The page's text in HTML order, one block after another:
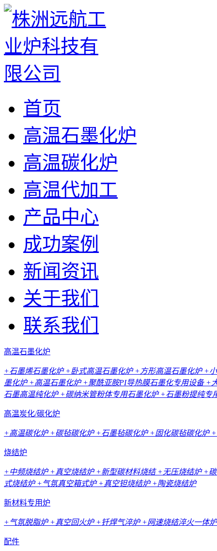
首页
高温石墨化炉
高温碳化炉
高温代加工
产品中心
成功案例
新闻资讯
关于我们
联系我们
高温石墨化炉
+石墨烯石墨化炉+卧式高温石墨化炉+方形高温石墨化炉+
墨化炉+高温石墨化炉+聚酰亚胺PI导热膜石墨化专用设备 +
石墨高温纯化炉+碳纳米管粉体专用石墨化炉+石墨粉提纯专
高温炭化/碳化炉
+高温碳化炉+碳毡碳化炉+石墨毡碳化炉+固化碳毡碳化炉
烧结炉
+中频烧结炉+真空烧结炉+新型碳材料烧结+无压烧结炉+
式烧结炉+气氛真空箱式炉+真空钽烧结炉+陶瓷烧结炉
新材料专用炉
+气氛脱脂炉+真空回火炉+钎焊气淬炉+网速烧结淬火一体炉
配件